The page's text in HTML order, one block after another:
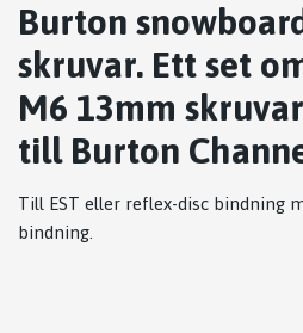
Burton
skruvar. Ett set
M6 13mm
till Burton
Till EST eller reflex-disc bindning
bindning.